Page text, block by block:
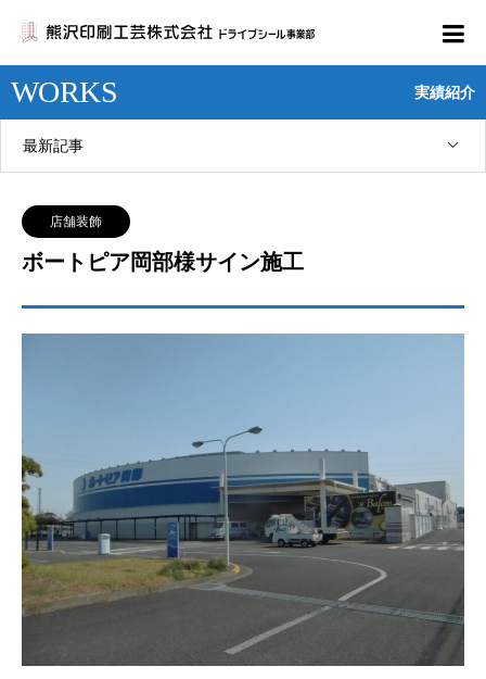
WORKS 実績紹介
最新記事
店舗装飾
ボートピア岡部様サイン施工